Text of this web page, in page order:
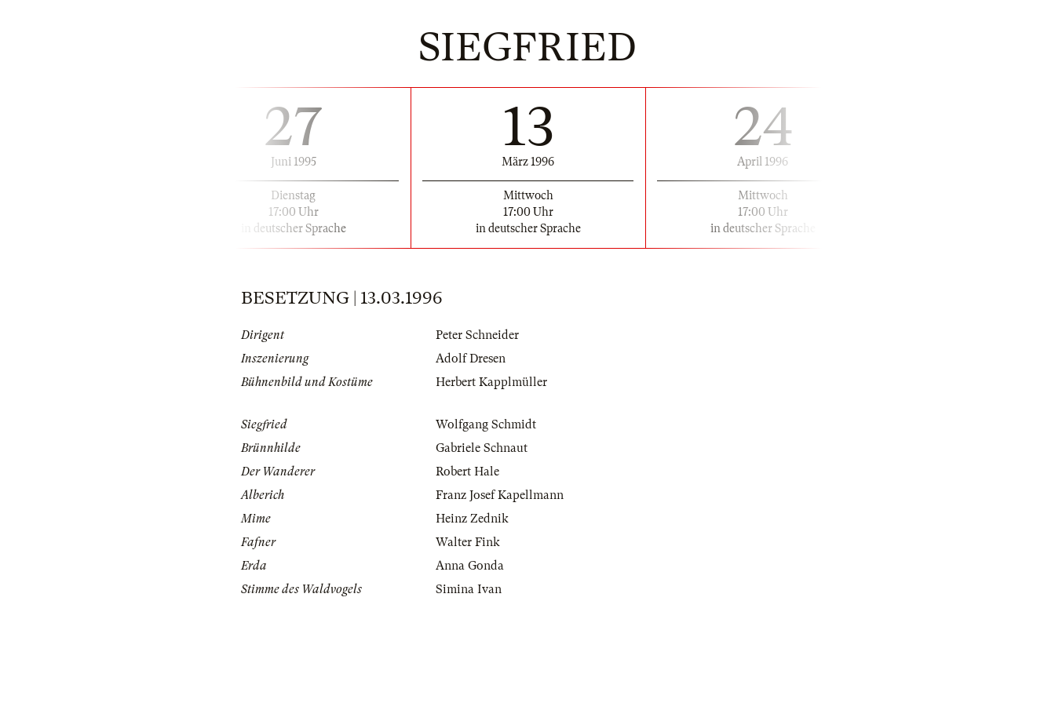
SIEGFRIED
27
Juni 1995
Dienstag
17:00 Uhr
in deutscher Sprache
13
März 1996
Mittwoch
17:00 Uhr
in deutscher Sprache
24
April 1996
Mittwoch
17:00 Uhr
in deutscher Sprache
BESETZUNG | 13.03.1996
Dirigent
Peter Schneider
Inszenierung
Adolf Dresen
Bühnenbild und Kostüme
Herbert Kapplmüller
Siegfried
Wolfgang Schmidt
Brünnhilde
Gabriele Schnaut
Der Wanderer
Robert Hale
Alberich
Franz Josef Kapellmann
Mime
Heinz Zednik
Fafner
Walter Fink
Erda
Anna Gonda
Stimme des Waldvogels
Simina Ivan